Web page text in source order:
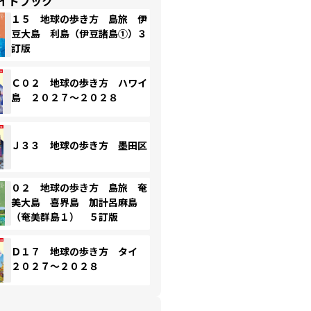
１５ 地球の歩き方 島旅 伊
豆大島 利島（伊豆諸島①）３
訂版
Ｃ０２ 地球の歩き方 ハワイ
島 ２０２７～２０２８
Ｊ３３ 地球の歩き方 墨田区
０２ 地球の歩き方 島旅 奄
美大島 喜界島 加計呂麻島
（奄美群島１） ５訂版
Ｄ１７ 地球の歩き方 タイ
２０２７～２０２８